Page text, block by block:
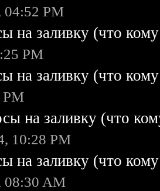
04:52 PM
на заливку (что
PM
на заливку (что
PM
на заливку (что
10:28 PM
на заливку (что
08:30 AM